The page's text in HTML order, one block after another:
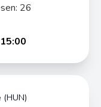
26
(HUN)